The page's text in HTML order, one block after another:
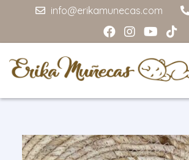
info@erikamunecas.com